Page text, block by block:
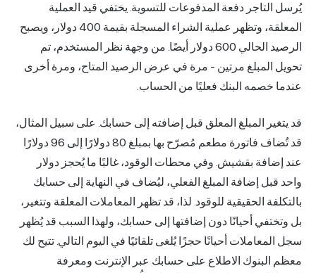
يُرسل التاجر دفعة المدفوعات للتسوية. يختفي قيد العملية
المعلقة، وتظهر عملية الشراء المسجلة بقيمة 400 دولار، ويصبح
الرصيد الحالي 600 دولار أيضًا. من وجهة نظر المستخدم، تم
تحويل المبلغ مرتين - مرة في عرض الرصيد المتاح، ومرة أخرى
عندما خصمه البنك فعليًا من الحساب.
قد يتغير المبلغ المعلق قبل إضافته إلى حسابك. على سبيل المثال،
قد تُضاف فاتورة مطعم مُصرّح بها بمبلغ 80 دولارًا إلى 96 دولارًا
عند إضافة بقشيش. وفي محطات الوقود، غالبًا ما يُحجز دولار
واحد قبل إضافة المبلغ الفعلي، ليُضاف في النهاية إلى حسابك
بالتكلفة الحقيقية للوقود. لذا، قد تظهر المعاملات المعلقة وتتغير،
بل وتختفي أحيانًا دون إضافتها إلى حسابك، ولهذا السبب قد يُظهر
سجل المعاملات أحيانًا حجزًا يُلغى تلقائيًا في اليوم التالي. تتيح لك
معظم البنوك الاطلاع على حسابك عبر الإنترنت ومعرفة